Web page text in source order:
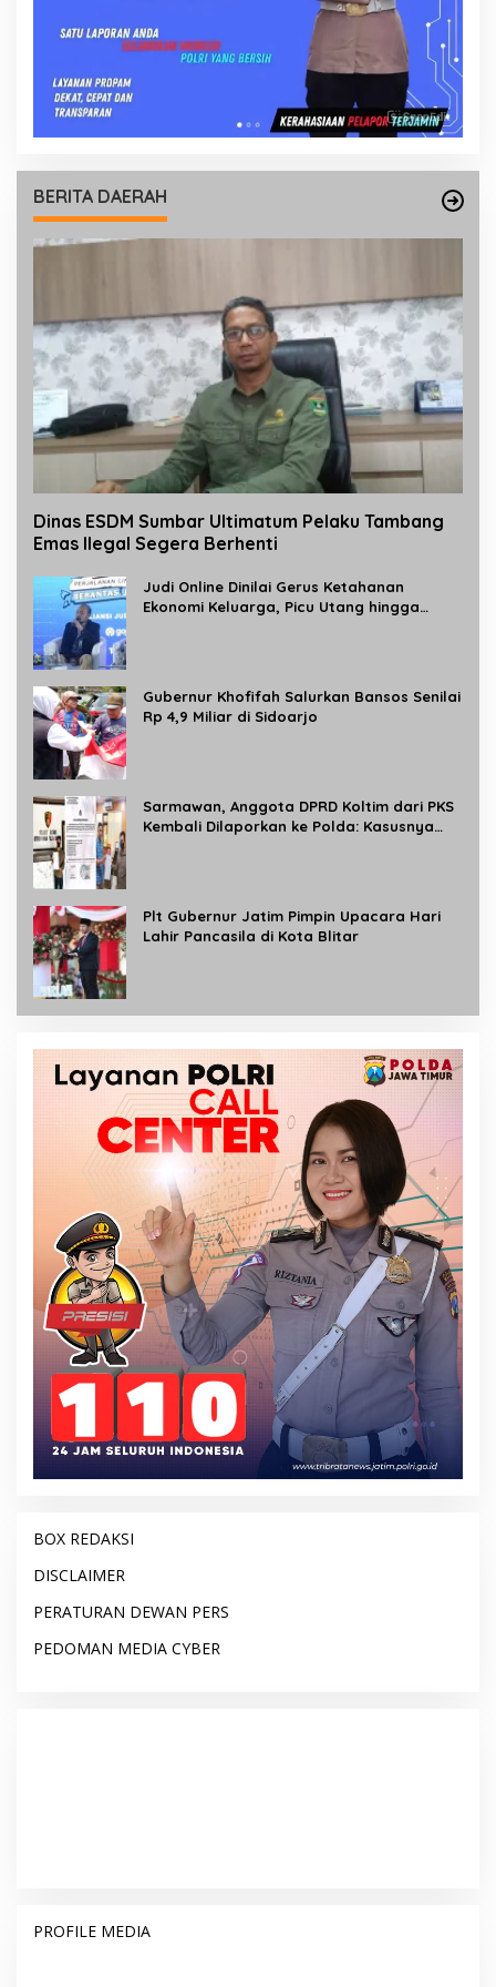
BERITA DAERAH
Dinas ESDM Sumbar Ultimatum Pelaku Tambang
Emas Ilegal Segera Berhenti
Judi Online Dinilai Gerus Ketahanan
Ekonomi Keluarga, Picu Utang hingga
Gubernur Khofifah Salurkan Bansos Senilai
Rp 4,9 Miliar di Sidoarjo
Sarmawan, Anggota DPRD Koltim dari PKS
Kembali Dilaporkan ke Polda: Kasusnya
Plt Gubernur Jatim Pimpin Upacara Hari
Lahir Pancasila di Kota Blitar
BOX REDAKSI
DISCLAIMER
PERATURAN DEWAN PERS
PEDOMAN MEDIA CYBER
PROFILE MEDIA